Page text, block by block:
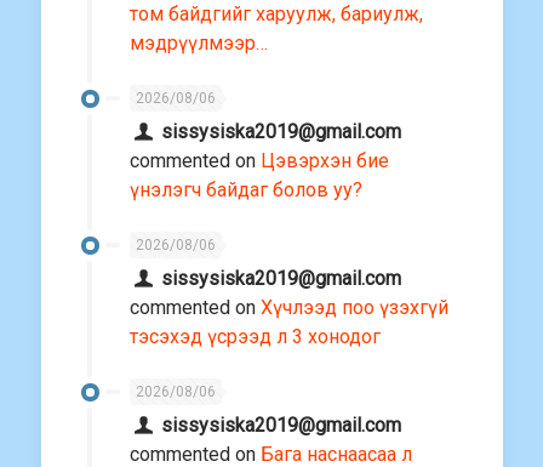
том байдгийг харуулж, бариулж,
мэдрүүлмээр…
2026/08/06
sissysiska2019@gmail.com
commented on Цэвэрхэн бие
үнэлэгч байдаг болов уу?
2026/08/06
sissysiska2019@gmail.com
commented on Хүчлээд поо үзэхгүй
тэсэхэд үсрээд л 3 хонодог
2026/08/06
sissysiska2019@gmail.com
commented on Бага наснаасаа л